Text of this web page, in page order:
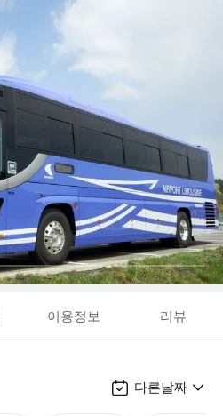
이용정보 리뷰
다른날짜